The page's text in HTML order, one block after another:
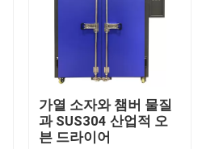
가열 소자와 챔버 물질
과 SUS304 산업적 오
븐 드라이어